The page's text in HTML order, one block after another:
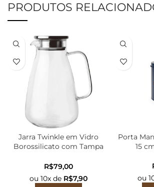
PRODUTOS
Jarra Twinkle em Vidro
Borossilicato com Tampa
R$
ou 10x de R$7,90
Porta
15
ou